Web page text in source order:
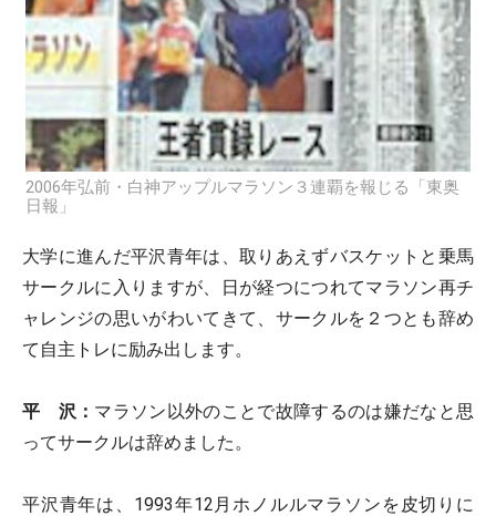
2006年弘前・白神アップルマラソン３連覇を報じる「東奥
日報」
大学に進んだ平沢青年は、取りあえずバスケットと乗馬
サークルに入りますが、日が経つにつれてマラソン再チ
ャレンジの思いがわいてきて、サークルを２つとも辞め
て自主トレに励み出します。
平 沢： マラソン以外のことで故障するのは嫌だなと思
ってサークルは辞めました。
平沢青年は、1993年12月ホノルルマラソンを皮切りに